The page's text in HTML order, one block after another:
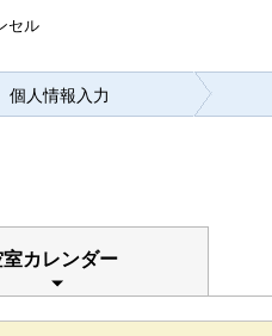
セル
個人情報入力
カレンダー